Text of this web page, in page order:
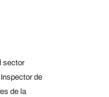
sector
de
de la